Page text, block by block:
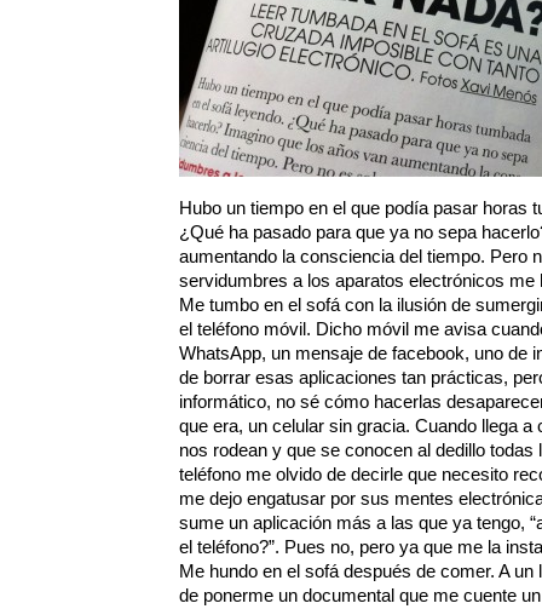
Hubo un tiempo en el que podía pasar horas
¿Qué ha pasado para que ya no sepa
aumentando la consciencia del tiempo. Pero
servidumbres a los aparatos electrónicos me
Me tumbo en el sofá con la ilusión de
el teléfono móvil. Dicho móvil me avisa
WhatsApp, un mensaje de facebook, uno de
de borrar esas aplicaciones tan prácticas,
informático, no sé cómo hacerlas
que era, un celular sin gracia. Cuando llega
nos rodean y que se conocen al dedillo
teléfono me olvido de decirle que necesito
me dejo engatusar por sus mentes
sume un aplicación más a las que ya tengo,
el teléfono?”. Pues no, pero ya que me la
Me hundo en el sofá después de comer. A
de ponerme un documental que me cuente